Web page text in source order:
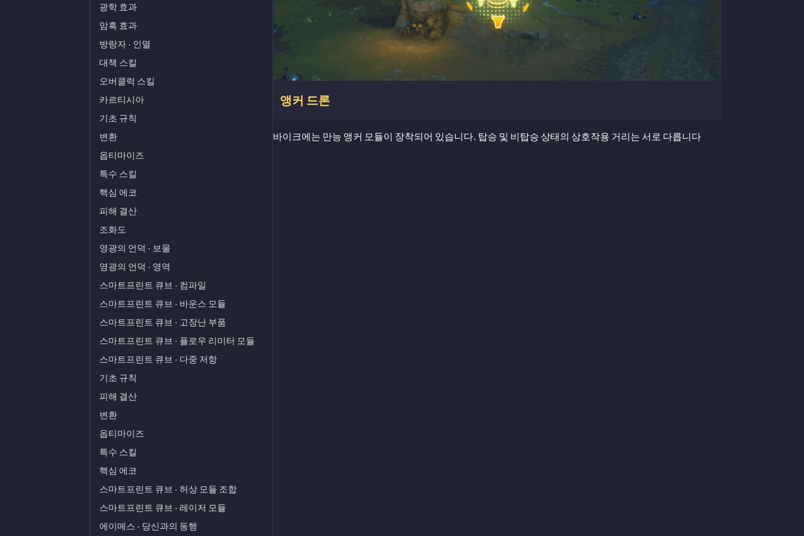
광학 효과
암흑 효과
방랑자 · 인멸
대책 스킬
오버클럭 스킬
카르티시아
기초 규칙
변환
옵티마이즈
특수 스킬
핵심 에코
피해 결산
조화도
영광의 언덕 · 보물
영광의 언덕 · 영역
스마트프린트 큐브 · 컴파일
스마트프린트 큐브 · 바운스 모듈
스마트프린트 큐브 · 고장난 부품
스마트프린트 큐브 · 플로우 리미터 모듈
스마트프린트 큐브 · 다중 저항
기초 규칙
피해 결산
변환
옵티마이즈
특수 스킬
핵심 에코
스마트프린트 큐브 · 허상 모듈 조합
스마트프린트 큐브 · 레이저 모듈
에이메스 · 당신과의 동행
앵커 드론
바이크에는 만능 앵커 모듈이 장착되어 있습니다. 탑승 및 비탑승 상태의 상호작용 거리는 서로 다릅니다